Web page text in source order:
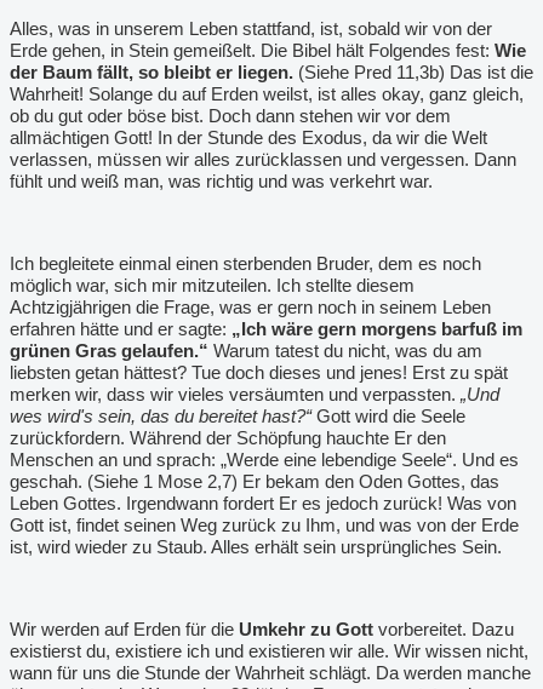
Alles, was in unserem Leben stattfand, ist, sobald wir von der
Erde gehen, in Stein gemeißelt. Die Bibel hält Folgendes fest: Wie
der Baum fällt, so bleibt er liegen. (Siehe Pred 11,3b) Das ist die
Wahrheit! Solange du auf Erden weilst, ist alles okay, ganz gleich,
ob du gut oder böse bist. Doch dann stehen wir vor dem
allmächtigen Gott! In der Stunde des Exodus, da wir die Welt
verlassen, müssen wir alles zurücklassen und vergessen. Dann
fühlt und weiß man, was richtig und was verkehrt war.
Ich begleitete einmal einen sterbenden Bruder, dem es noch
möglich war, sich mir mitzuteilen. Ich stellte diesem
Achtzigjährigen die Frage, was er gern noch in seinem Leben
erfahren hätte und er sagte: „Ich wäre gern morgens barfuß im
grünen Gras gelaufen.“ Warum tatest du nicht, was du am
liebsten getan hättest? Tue doch dieses und jenes! Erst zu spät
merken wir, dass wir vieles versäumten und verpassten. „Und
wes wird's sein, das du bereitet hast?“Gott wird die Seele
zurückfordern. Während der Schöpfung hauchte Er den
Menschen an und sprach: „Werde eine lebendige Seele“. Und es
geschah. (Siehe 1 Mose 2,7) Er bekam den Oden Gottes, das
Leben Gottes. Irgendwann fordert Er es jedoch zurück! Was von
Gott ist, findet seinen Weg zurück zu Ihm, und was von der Erde
ist, wird wieder zu Staub. Alles erhält sein ursprüngliches Sein.
Wir werden auf Erden für die Umkehr zu Gott vorbereitet. Dazu
existierst du, existiere ich und existieren wir alle. Wir wissen nicht,
wann für uns die Stunde der Wahrheit schlägt. Da werden manche